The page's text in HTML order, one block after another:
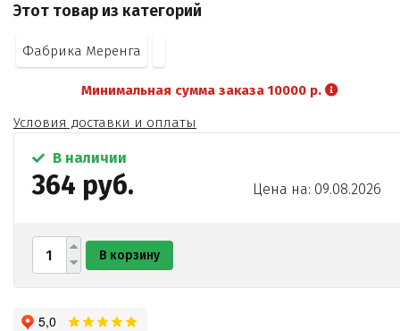
Этот товар из категорий
Фабрика Меренга
Минимальная сумма заказа 10000 р.
Условия доставки и оплаты
В наличии
364 руб. Цена на: 09.08.2026
В корзину